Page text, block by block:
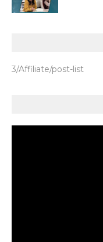
3/Affiliate/post-list